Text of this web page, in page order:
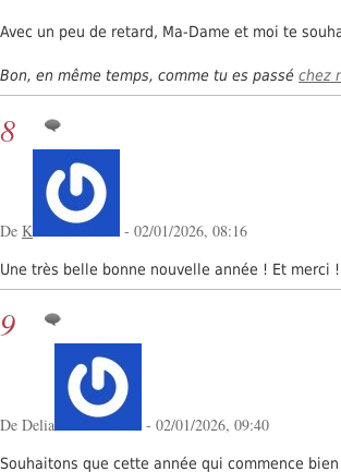
Avec un peu de retard, Ma-Dame et moi te
Bon, en même temps, comme tu es passé chez
8
De K - 02/01/2026, 08:16
Une très belle bonne nouvelle année ! Et merci !
9
De Delia - 02/01/2026, 09:40
Souhaitons que cette année qui commence